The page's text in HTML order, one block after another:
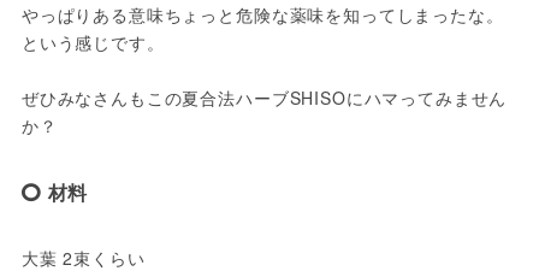
やっぱりある意味ちょっと危険な薬味を知ってしまったな。
という感じです。
ぜひみなさんもこの夏合法ハーブSHISOにハマってみません
か？
材料
大葉 2束くらい